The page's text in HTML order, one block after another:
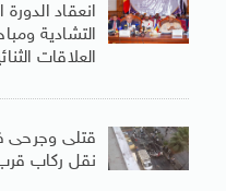
انعقاد
التشادية
العلاقات
قتلى وجرحى
نقل ركاب